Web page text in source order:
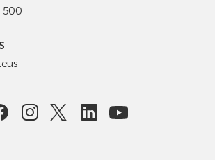
500